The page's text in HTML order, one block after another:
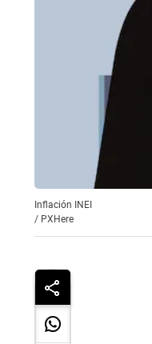
Inflación INEI
/ PXHere